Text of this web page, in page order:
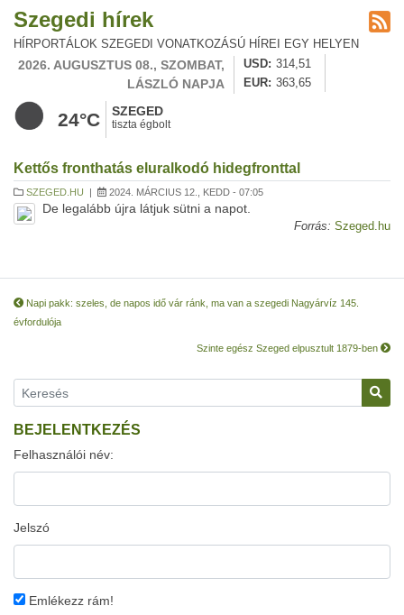
Szegedi hírek
HÍRPORTÁLOK SZEGEDI VONATKOZÁSÚ HÍREI EGY HELYEN
2026. AUGUSZTUS 08., SZOMBAT,
LÁSZLÓ NAPJA
USD
314,51
EUR
363,65
24°C SZEGED
tiszta égbolt
Kettős fronthatás eluralkodó hidegfronttal
SZEGED.HU | 2024. MÁRCIUS 12., KEDD - 07:05
De legalább újra látjuk sütni a napot.
Forrás: Szeged.hu
Napi pakk: szeles, de napos idő vár ránk, ma van a szegedi Nagyárvíz 145.
évfordulója
Szinte egész Szeged elpusztult 1879-ben
BEJELENTKEZÉS
Felhasználói név:
Jelszó
Emlékezz rám!